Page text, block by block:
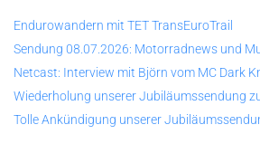
Endurowandern mit TET TransEuroTrail
Sendung 08.07.2026: Motorradnews und
Netcast: Interview mit Björn vom MC Dark
Wiederholung unserer Jubiläumssendung
Tolle Ankündigung unserer